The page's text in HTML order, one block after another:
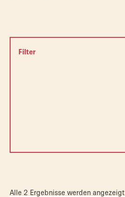
Filter
Alle 2 Ergebnisse werden angezeigt